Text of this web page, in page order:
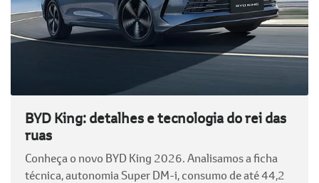
BYD King: detalhes e tecnologia do rei das
ruas
Conheça o novo BYD King 2026. Analisamos a ficha
técnica, autonomia Super DM-i, consumo de até 44,2